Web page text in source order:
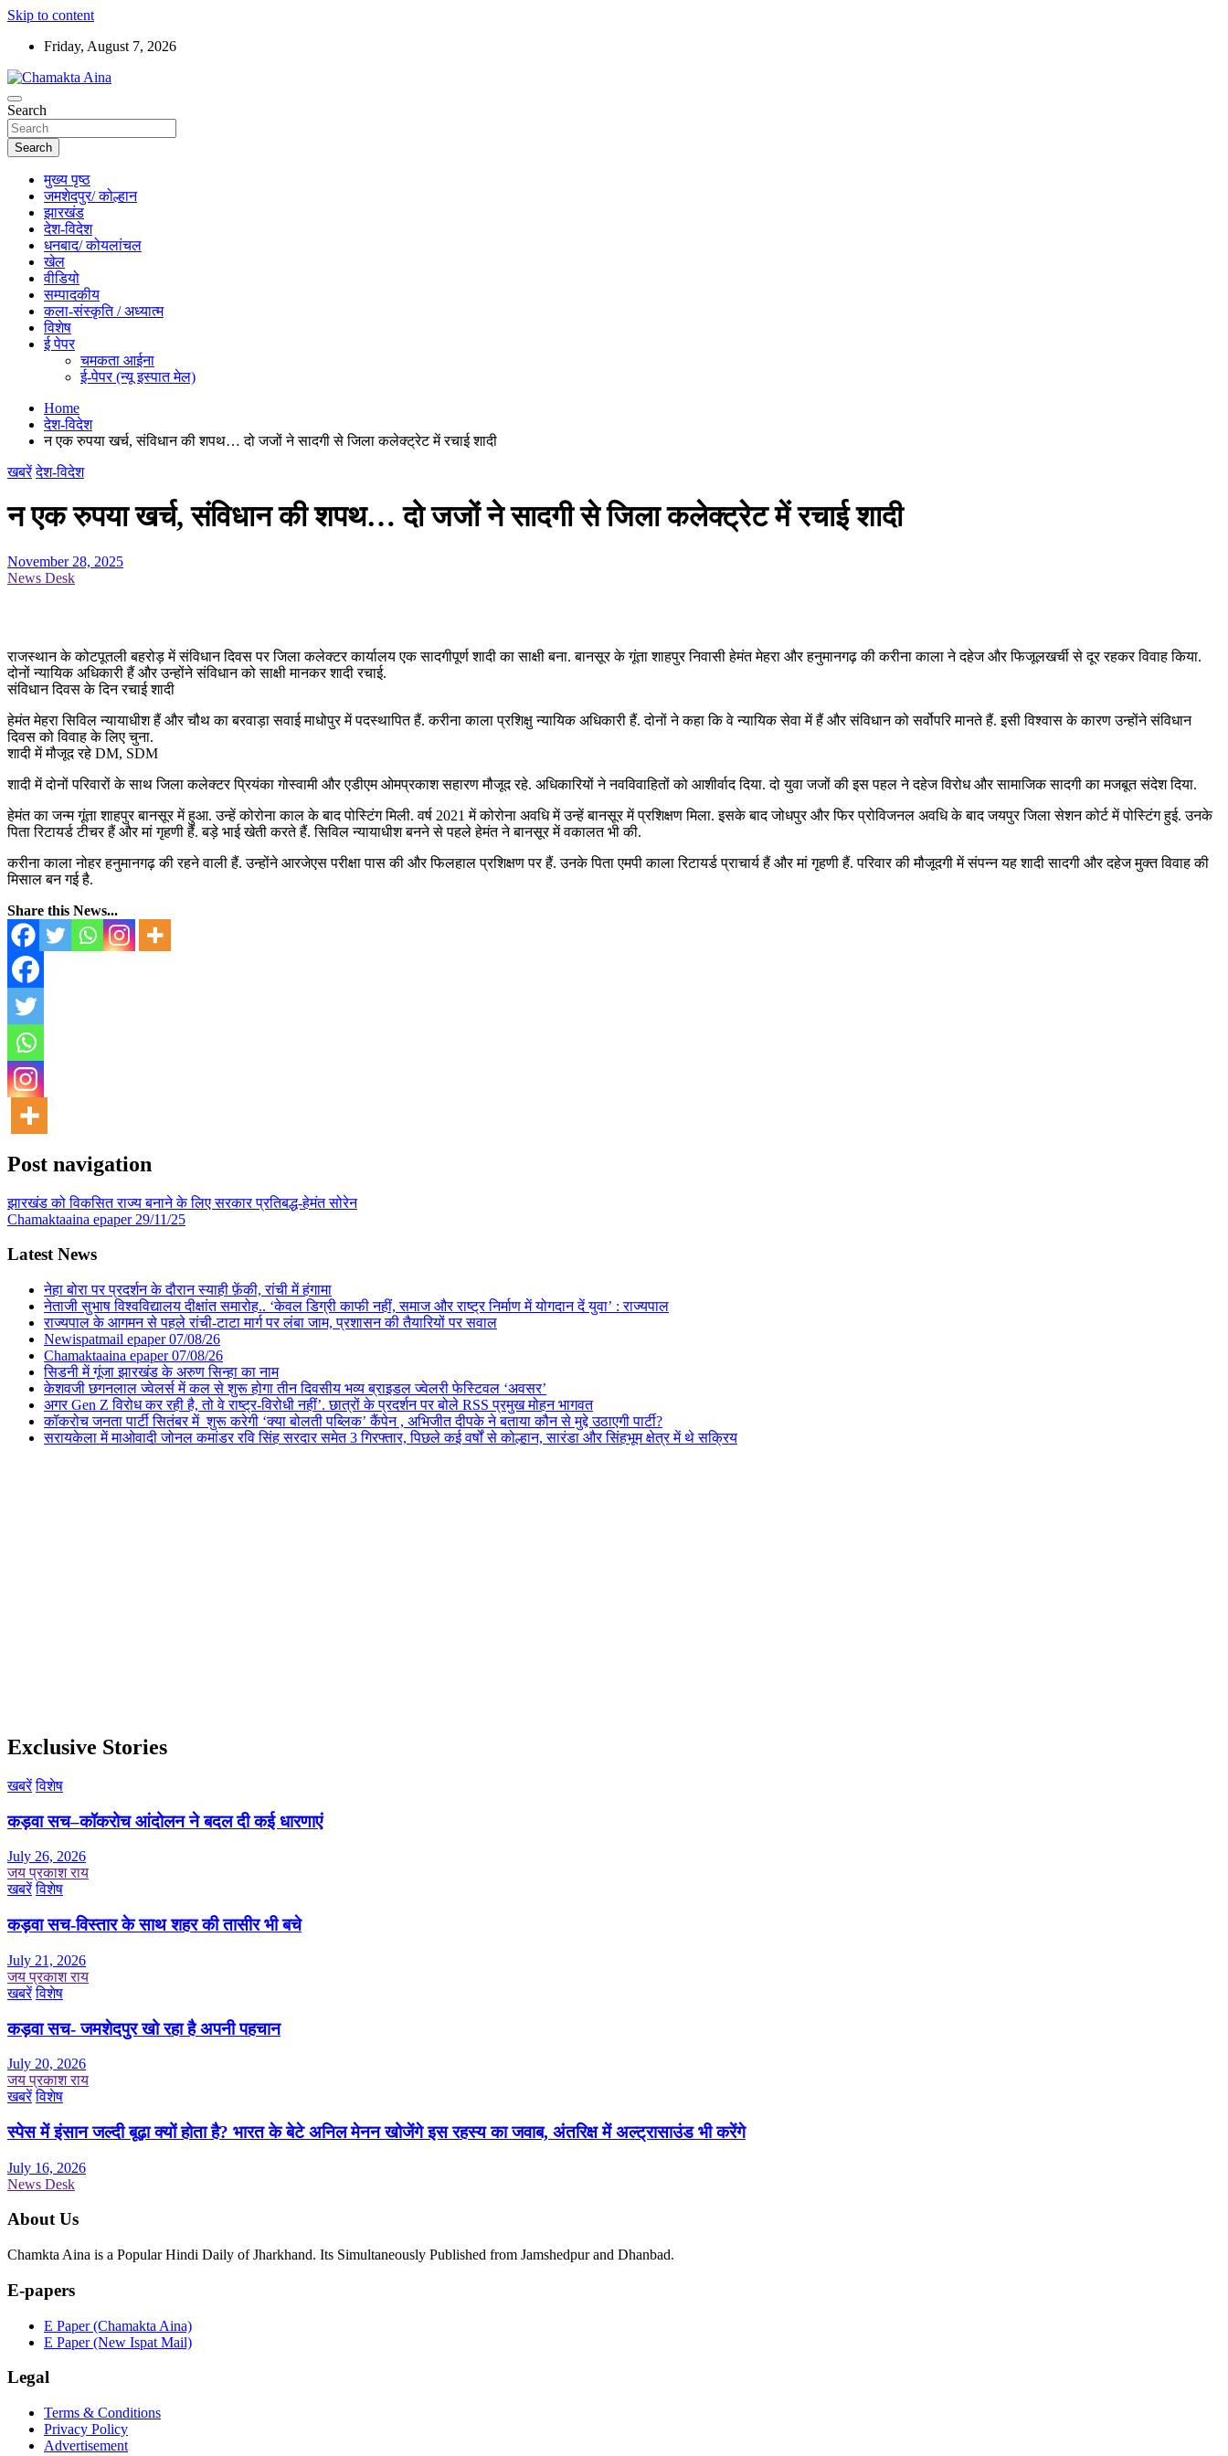
Skip to content
Friday, August 7, 2026
Chamakta Aina
Hindi News Paper – Jharkhand
Search
Search
मुख्य पृष्ठ
जमशेदपुर/ कोल्हान
झारखंड
देश-विदेश
धनबाद/ कोयलांचल
खेल
वीडियो
सम्पादकीय
कला-संस्कृति / अध्यात्म
विशेष
ई पेपर
चमकता आईना
ई-पेपर (न्यू इस्पात मेल)
Home
देश-विदेश
न एक रुपया खर्च, संविधान की शपथ… दो जजों ने सादगी से जिला कलेक्ट्रेट में रचाई शादी
खबरें देश-विदेश
न एक रुपया खर्च, संविधान की शपथ… दो जजों ने सादगी से जिला कलेक्ट्रेट में रचाई शादी
November 28, 2025
News Desk
राजस्थान के कोटपूतली बहरोड़ में संविधान दिवस पर जिला कलेक्टर कार्यालय एक सादगीपूर्ण शादी का साक्षी बना. बानसूर के गूंता शाहपुर निवासी हेमंत मेहरा और हनुमानगढ़ की करीना काला ने दहेज और फिजूलखर्ची से दूर रहकर विवाह किया.
दोनों न्यायिक अधिकारी हैं और उन्होंने संविधान को साक्षी मानकर शादी रचाई.
संविधान दिवस के दिन रचाई शादी
हेमंत मेहरा सिविल न्यायाधीश हैं और चौथ का बरवाड़ा सवाई माधोपुर में पदस्थापित हैं. करीना काला प्रशिक्षु न्यायिक अधिकारी हैं. दोनों ने कहा कि वे न्यायिक सेवा में हैं और संविधान को सर्वोपरि मानते हैं. इसी विश्वास के कारण उन्होंने संविधान
दिवस को विवाह के लिए चुना.
शादी में मौजूद रहे DM, SDM
शादी में दोनों परिवारों के साथ जिला कलेक्टर प्रियंका गोस्वामी और एडीएम ओमप्रकाश सहारण मौजूद रहे. अधिकारियों ने नवविवाहितों को आशीर्वाद दिया. दो युवा जजों की इस पहल ने दहेज विरोध और सामाजिक सादगी का मजबूत संदेश दिया.
हेमंत का जन्म गूंता शाहपुर बानसूर में हुआ. उन्हें कोरोना काल के बाद पोस्टिंग मिली. वर्ष 2021 में कोरोना अवधि में उन्हें बानसूर में प्रशिक्षण मिला. इसके बाद जोधपुर और फिर प्रोविजनल अवधि के बाद जयपुर जिला सेशन कोर्ट में पोस्टिंग हुई. उनके
पिता रिटायर्ड टीचर हैं और मां गृहणी हैं. बड़े भाई खेती करते हैं. सिविल न्यायाधीश बनने से पहले हेमंत ने बानसूर में वकालत भी की.
करीना काला नोहर हनुमानगढ़ की रहने वाली हैं. उन्होंने आरजेएस परीक्षा पास की और फिलहाल प्रशिक्षण पर हैं. उनके पिता एमपी काला रिटायर्ड प्राचार्य हैं और मां गृहणी हैं. परिवार की मौजूदगी में संपन्न यह शादी सादगी और दहेज मुक्त विवाह की
मिसाल बन गई है.
Share this News...
Post navigation
झारखंड को विकसित राज्य बनाने के लिए सरकार प्रतिबद्ध-हेमंत सोरेन
Chamaktaaina epaper 29/11/25
Latest News
नेहा बोरा पर प्रदर्शन के दौरान स्याही फ़ेंकी, रांची में हंगामा
नेताजी सुभाष विश्वविद्यालय दीक्षांत समारोह.. ‘केवल डिग्री काफी नहीं, समाज और राष्ट्र निर्माण में योगदान दें युवा’ : राज्यपाल
राज्यपाल के आगमन से पहले रांची-टाटा मार्ग पर लंबा जाम, प्रशासन की तैयारियों पर सवाल
Newispatmail epaper 07/08/26
Chamaktaaina epaper 07/08/26
सिडनी में गूंजा झारखंड के अरुण सिन्हा का नाम
केशवजी छगनलाल ज्वेलर्स में कल से शुरू होगा तीन दिवसीय भव्य ब्राइडल ज्वेलरी फेस्टिवल ‘अवसर’
अगर Gen Z विरोध कर रही है, तो वे राष्ट्र-विरोधी नहीं’. छात्रों के प्रदर्शन पर बोले RSS प्रमुख मोहन भागवत
कॉकरोच जनता पार्टी सितंबर में शुरू करेगी ‘क्या बोलती पब्लिक’ कैंपेन , अभिजीत दीपके ने बताया कौन से मुद्दे उठाएगी पार्टी?
सरायकेला में माओवादी जोनल कमांडर रवि सिंह सरदार समेत 3 गिरफ्तार, पिछले कई वर्षों से कोल्हान, सारंडा और सिंहभूम क्षेत्र में थे सक्रिय
Exclusive Stories
खबरें विशेष
कड़वा सच–कॉकरोच आंदोलन ने बदल दी कई धारणाएं
July 26, 2026
जय प्रकाश राय
खबरें विशेष
कड़वा सच-विस्तार के साथ शहर की तासीर भी बचे
July 21, 2026
जय प्रकाश राय
खबरें विशेष
कड़वा सच- जमशेदपुर खो रहा है अपनी पहचान
July 20, 2026
जय प्रकाश राय
खबरें विशेष
स्पेस में इंसान जल्दी बूढ़ा क्यों होता है? भारत के बेटे अनिल मेनन खोजेंगे इस रहस्य का जवाब, अंतरिक्ष में अल्ट्रासाउंड भी करेंगे
July 16, 2026
News Desk
About Us
Chamkta Aina is a Popular Hindi Daily of Jharkhand. Its Simultaneously Published from Jamshedpur and Dhanbad.
E-papers
E Paper (Chamakta Aina)
E Paper (New Ispat Mail)
Legal
Terms & Conditions
Privacy Policy
Advertisement